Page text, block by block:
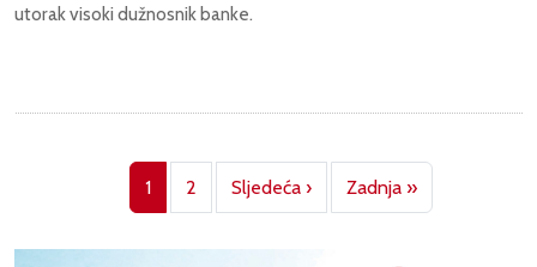
utorak visoki dužnosnik banke.
1 2 Sljedeća ›Next page
Zadnja »Last page